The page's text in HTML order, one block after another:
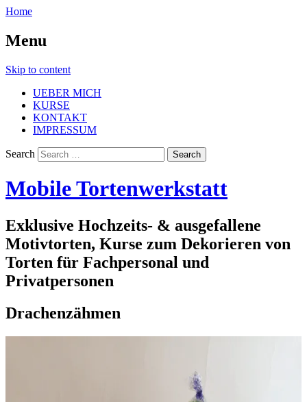
Home
Menu
Skip to content
UEBER MICH
KURSE
KONTAKT
IMPRESSUM
Search
Mobile Tortenwerkstatt
Exklusive Hochzeits- & ausgefallene
Motivtorten, Kurse zum Dekorieren von
Torten für Fachpersonal und
Privatpersonen
Drachenzähmen